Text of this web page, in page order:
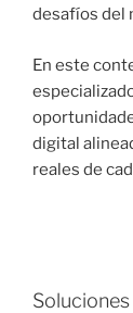
desafíos del
En este
digital
reales de